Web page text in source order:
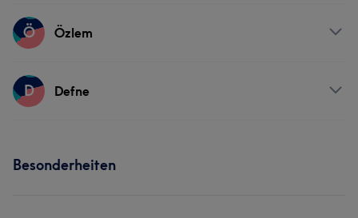
Services
Ö Özlem
Services
D Defne
Besonderheiten